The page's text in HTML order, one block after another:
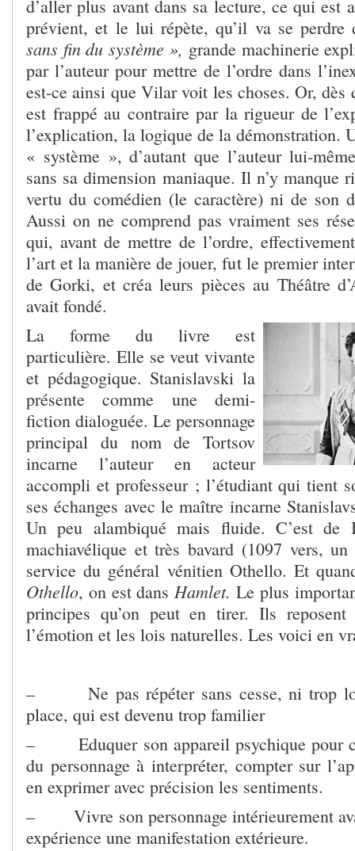
d’aller plus avant dans sa lecture, ce qui est
prévient, et le lui répète, qu’il va se perdre
sans fin du système », grande machinerie
par l’auteur pour mettre de l’ordre dans
est-ce ainsi que Vilar voit les choses. Or, dès
est frappé au contraire par la rigueur de
l’explication, la logique de la démonstration.
« système », d’autant que l’auteur lui-
sans sa dimension maniaque. Il n’y manque
vertu du comédien (le caractère) ni de son
Aussi on ne comprend pas vraiment ses
qui, avant de mettre de l’ordre,
l’art et la manière de jouer, fut le premier
de Gorki, et créa leurs pièces au Théâtre
avait fondé.
La forme du livre est
particulière. Elle se veut vivante
et pédagogique. Stanislavski la
présente comme une demi-
fiction dialoguée. Le personnage
principal du nom de Tortsov
incarne l’auteur en acteur
accompli et professeur ; l’étudiant qui tient
ses échanges avec le maître incarne
Un peu alambiqué mais fluide. C’est de
machiavélique et très bavard (1097 vers,
service du général vénitien Othello. Et
Othello, on est dansHamlet. Le plus
principes qu’on peut en tirer. Ils reposent
l’émotion et les lois naturelles. Les voici en
– Ne pas répéter sans cesse, ni trop
place, qui est devenu trop familier
– Eduquer son appareil psychique pour
du personnage à interpréter, compter sur
en exprimer avec précision les sentiments.
– Vivre son personnage intérieurement
expérience une manifestation extérieure.